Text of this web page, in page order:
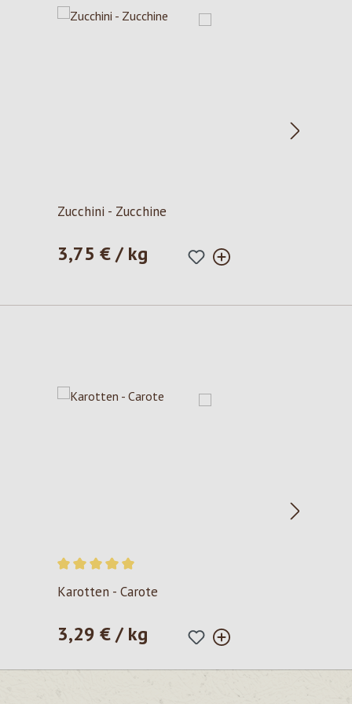
Zucchini - Zucchine
Prezzo normale:
3,75 € / kg
Valutazione media di 5 su 5 stelle
Karotten - Carote
Prezzo normale:
3,29 € / kg